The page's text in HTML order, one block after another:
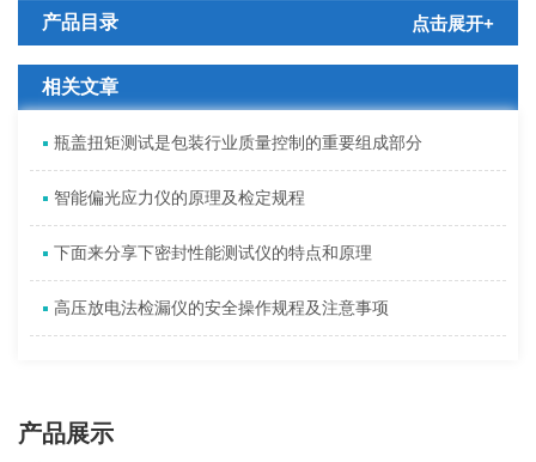
产品目录 点击展开+
相关文章
瓶盖扭矩测试是包装行业质量控制的重要组成部分
智能偏光应力仪的原理及检定规程
下面来分享下密封性能测试仪的特点和原理
高压放电法检漏仪的安全操作规程及注意事项
产品展示